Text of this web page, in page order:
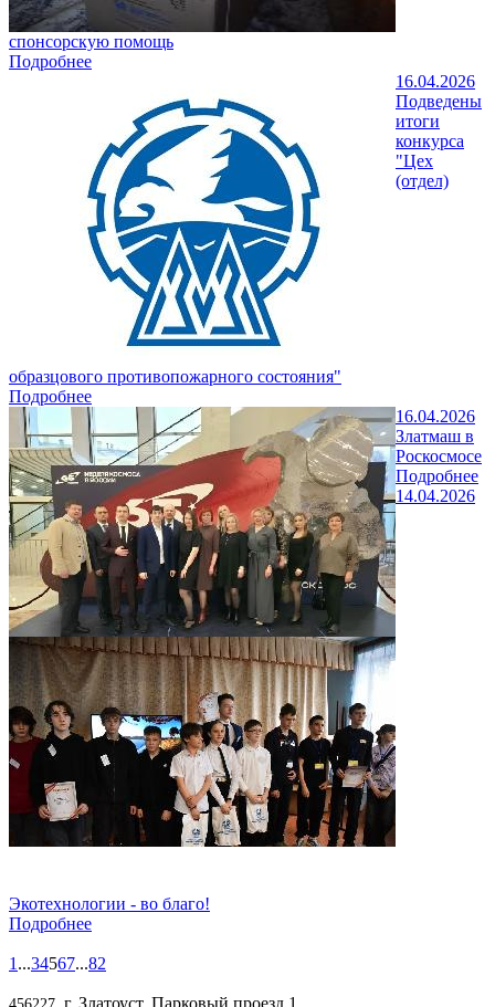
спонсорскую помощь
Подробнее
16.04.2026
Подведены
итоги
конкурса
"Цех
(отдел)
образцового противопожарного состояния"
Подробнее
16.04.2026
Златмаш в
Роскосмосе
Подробнее
14.04.2026
Экотехнологии - во благо!
Подробнее
1 ...34567...82
, г. Златоуст, Парковый проезд,1